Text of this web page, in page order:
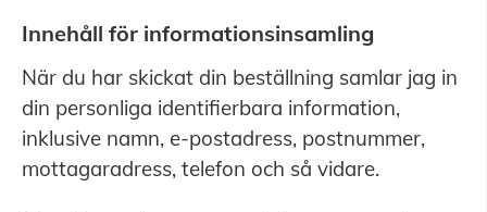
Innehåll för informationsinsamling
När du har skickat din beställning samlar jag in
din personliga identifierbara information,
inklusive namn, e-postadress, postnummer,
mottagaradress, telefon och så vidare.